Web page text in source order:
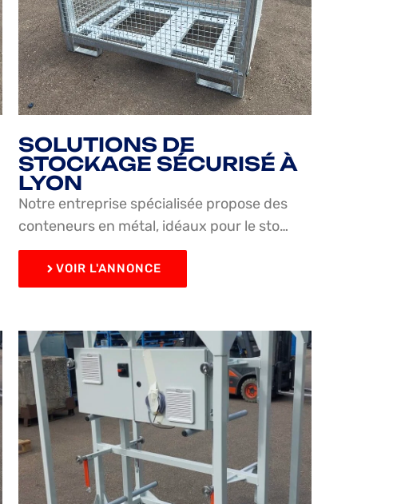
SOLUTIONS DE
STOCKAGE SÉCURISÉ À
LYON
Notre entreprise spécialisée propose des
conteneurs en métal, idéaux pour le sto…
VOIR L'ANNONCE